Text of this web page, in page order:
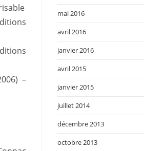
–
mai 2016
avril 2016
janvier 2016
avril 2015
janvier 2015
juillet 2014
décembre 2013
octobre 2013